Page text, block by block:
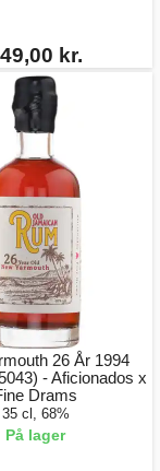
kr.
26 År 1994
- Aficionados x
Drams
35 cl, 68%
På lager